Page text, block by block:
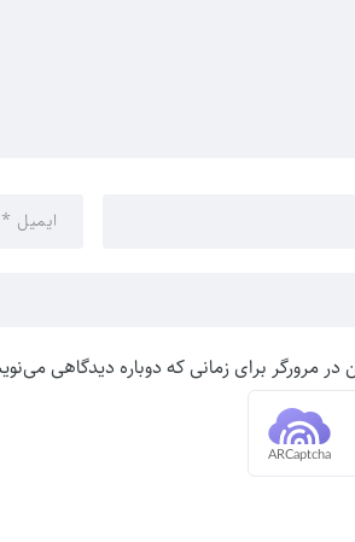
مرورگر برای زمانی که دوباره دیدگاهی
ARCaptcha